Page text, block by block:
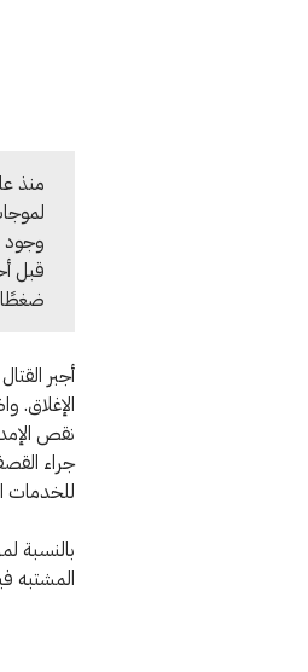
وجود
قبل
ضغطًا
الإغلاق.
نقص
جراء
للخدمات
بالنسبة
المشتبه